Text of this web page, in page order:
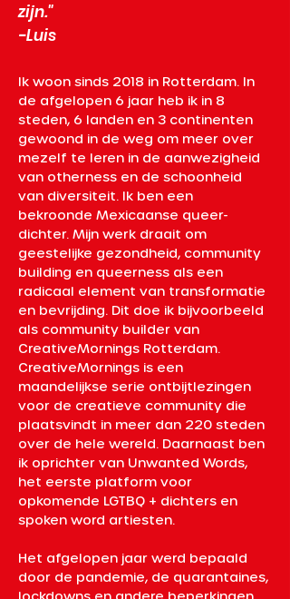
zijn."
-Luis
Ik woon sinds 2018 in Rotterdam. In
de afgelopen 6 jaar heb ik in 8
steden, 6 landen en 3 continenten
gewoond in de weg om meer over
mezelf te leren in de aanwezigheid
van otherness en de schoonheid
van diversiteit. Ik ben een
bekroonde Mexicaanse queer-
dichter. Mijn werk draait om
geestelijke gezondheid, community
building en queerness als een
radicaal element van transformatie
en bevrijding. Dit doe ik bijvoorbeeld
als community builder van
CreativeMornings Rotterdam.
CreativeMornings is een
maandelijkse serie ontbijtlezingen
voor de creatieve community die
plaatsvindt in meer dan 220 steden
over de hele wereld. Daarnaast ben
ik oprichter van Unwanted Words,
het eerste platform voor
opkomende LGTBQ + dichters en
spoken word artiesten.
Het afgelopen jaar werd bepaald
door de pandemie, de quarantaines,
lockdowns en andere beperkingen.